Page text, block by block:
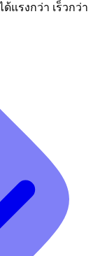
แรงกว่า เร็วกว่า